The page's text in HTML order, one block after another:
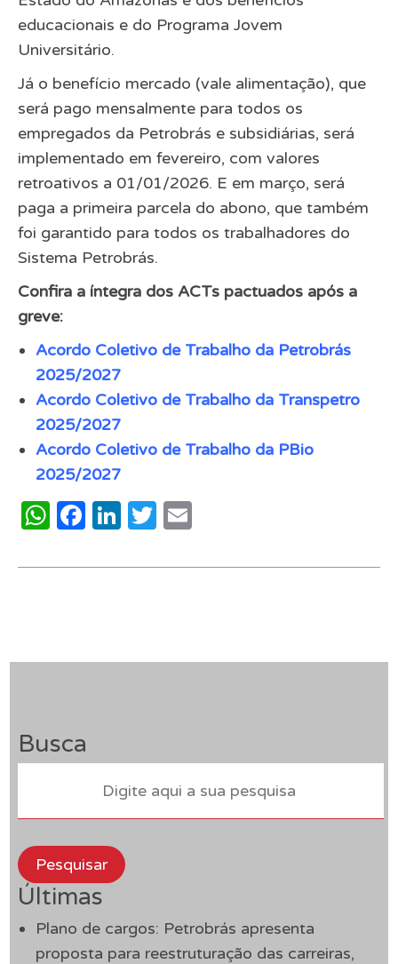
educacionais e do Programa Jovem
Universitário.
Já o benefício mercado (vale alimentação), que
será pago mensalmente para todos os
empregados da Petrobrás e subsidiárias, será
implementado em fevereiro, com valores
retroativos a 01/01/2026. E em março, será
paga a primeira parcela do abono, que também
foi garantido para todos os trabalhadores do
Sistema Petrobrás.
Confira a íntegra dos ACTs pactuados após a
greve:
Acordo Coletivo de Trabalho da Petrobrás
2025/2027
Acordo Coletivo de Trabalho da Transpetro
2025/2027
Acordo Coletivo de Trabalho da PBio
2025/2027
WhatsApp
Facebook
LinkedIn
Twitter
Busca
Pesquisar
Últimas
Plano de cargos: Petrobrás apresenta
proposta para reestruturação das carreiras,